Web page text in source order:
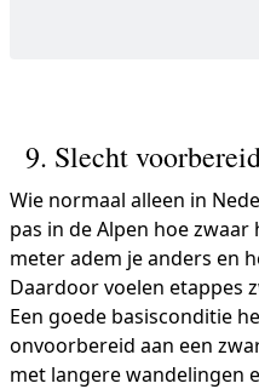
9. Slecht
Wie normaal alleen in
pas in de Alpen hoe
meter adem je anders en
Daardoor voelen etappes
Een goede basisconditie
onvoorbereid aan een
met langere wandelingen